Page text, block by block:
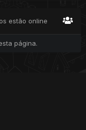
estão online
página.